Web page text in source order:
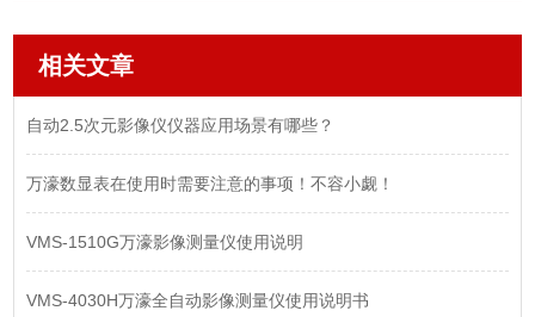
相关文章
自动2.5次元影像仪仪器应用场景有哪些？
万濠数显表在使用时需要注意的事项！不容小觑！
VMS-1510G万濠影像测量仪使用说明
VMS-4030H万濠全自动影像测量仪使用说明书